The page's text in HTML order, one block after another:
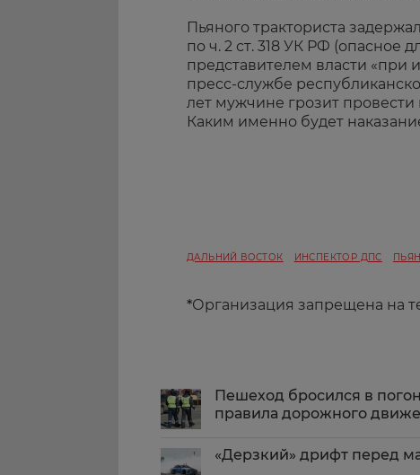
Пьяного тракториста
по ч. 2 ст. 318 УК РФ (опасное
представителем власти «при
пресс-службе
лет мужчине грозит провести
Каким именно будет
ДАЛЬНИЙ ВОСТОК ИНСПЕКТОР ДПС
*Организация запрещена на
Пешеход бросился в
правила дорожного
«Дерзкий» дрифт перед